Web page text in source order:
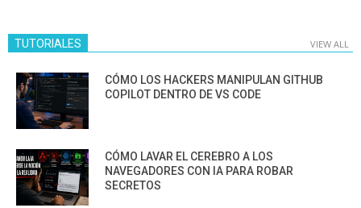
TUTORIALES VIEW ALL
CÓMO LOS HACKERS MANIPULAN GITHUB
COPILOT DENTRO DE VS CODE
CÓMO LAVAR EL CEREBRO A LOS
NAVEGADORES CON IA PARA ROBAR
SECRETOS